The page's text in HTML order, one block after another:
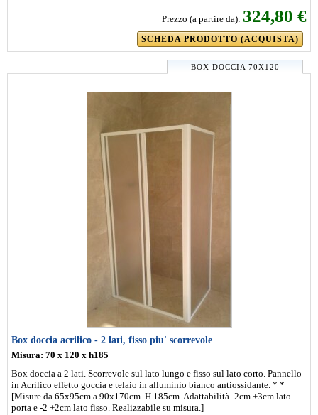
Prezzo (a partire da): 324,80 €
SCHEDA PRODOTTO (ACQUISTA)
BOX DOCCIA 70X120
Box doccia acrilico - 2 lati, fisso piu' scorrevole
Misura: 70 x 120 x h185
Box doccia a 2 lati. Scorrevole sul lato lungo e fisso sul lato corto. Pannello
in Acrilico effetto goccia e telaio in alluminio bianco antiossidante. * *
[Misure da 65x95cm a 90x170cm. H 185cm. Adattabilità -2cm +3cm lato
porta e -2 +2cm lato fisso. Realizzabile su misura.]